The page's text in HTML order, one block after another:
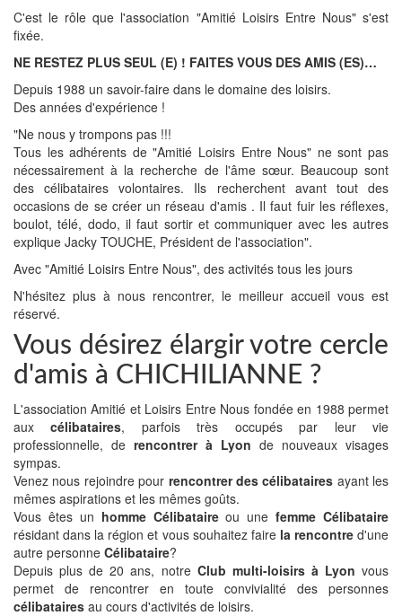
C'est le rôle que l'association "Amitié Loisirs Entre Nous" s'est
fixée.
NE RESTEZ PLUS SEUL (E) ! FAITES VOUS DES AMIS (ES)…
Depuis 1988 un savoir-faire dans le domaine des loisirs.
Des années d'expérience !
"Ne nous y trompons pas !!!
Tous les adhérents de "Amitié Loisirs Entre Nous" ne sont pas
nécessairement à la recherche de l'âme sœur. Beaucoup sont
des célibataires volontaires. Ils recherchent avant tout des
occasions de se créer un réseau d'amis . Il faut fuir les réflexes,
boulot, télé, dodo, il faut sortir et communiquer avec les autres
explique Jacky TOUCHE, Président de l'association".
Avec "Amitié Loisirs Entre Nous", des activités tous les jours
N'hésitez plus à nous rencontrer, le meilleur accueil vous est
réservé.
Vous désirez élargir votre cercle
d'amis à CHICHILIANNE ?
L'association Amitié et Loisirs Entre Nous fondée en 1988 permet
auxcélibataires, parfois très occupés par leur vie
professionnelle, de rencontrer à Lyon de nouveaux visages
sympas.
Venez nous rejoindre pour rencontrer des célibataires ayant les
mêmes aspirations et les mêmes goûts.
Vous êtes un homme Célibataireou unefemme Célibataire
résidant dans la région et vous souhaitez faire la rencontred'une
autre personne Célibataire?
Depuis plus de 20 ans, notre Club multi-loisirs à Lyon vous
permet de rencontrer en toute convivialité des personnes
célibataires au cours d'activités de loisirs.